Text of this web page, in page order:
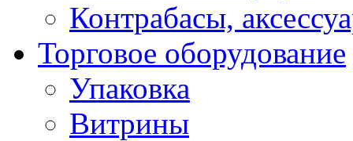
Контрабасы,
Торговое оборудование
Упаковка
Витрины